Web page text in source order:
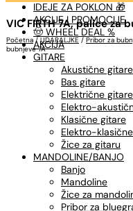
IDEJE ZA POKLON 🎁
AKCIJE I PROMOCIJE
🤠 WHEEL DEAL %
AKCIJA
GITARE
Akustične gitare
Bas gitare
Električne gitare
Elektro-
Klasične gitare
Elektro-
Žice za gitaru
MANDOLINE/BANJO
Banjo
Mandoline
Žice za
Pribor za
VIC FIRTH 7A, palice za
Početna / UDARALJKE / Pribor za
bubnjeve 7A